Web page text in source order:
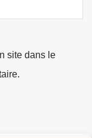
site dans le